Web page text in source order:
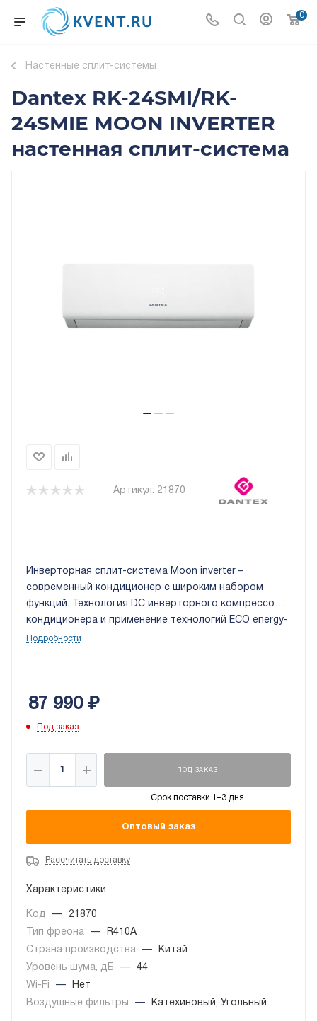
0
Настенные сплит-системы
Dantex RK-24SMI/RK-
24SMIE MOON INVERTER
настенная сплит-система
Артикул: 21870
Инверторная сплит-система Moon inverter –
современный кондиционер с широким набором
функций. Технология DC инверторного компрессора
кондиционера и применение технологий ЕСО energy-
saving позволяют уменьшать энергопотребление без
Подробности
87 990₽
Под заказ
ПОД ЗАКАЗ
Срок поставки 1–3 дня
Оптовый заказ
Рассчитать доставку
Характеристики
Код —
21870
Тип фреона
—
R410A
Страна производства
—
Китай
Уровень шума, дБ
—
44
Wi-Fi
—
Нет
Воздушные фильтры
— Катехиновый, Угольный